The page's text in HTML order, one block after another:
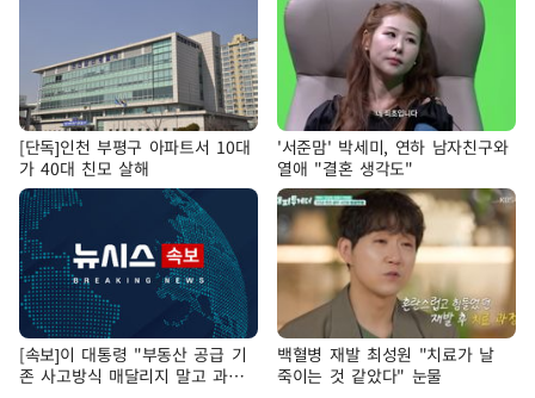
[단독]인천 부평구 아파트서 10대
가 40대 친모 살해
'서준맘' 박세미, 연하 남자친구와
열애 "결혼 생각도"
[속보]이 대통령 "부동산 공급 기
존 사고방식 매달리지 말고 과감
백혈병 재발 최성원 "치료가 날
죽이는 것 같았다" 눈물